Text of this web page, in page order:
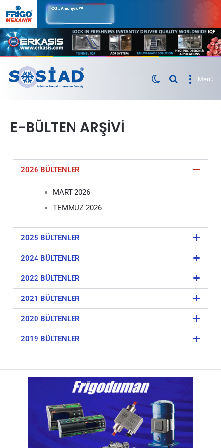
Menü
E-BÜLTEN ARŞİVİ
2026 BÜLTENLER
MART 2026
TEMMUZ 2026
2025 BÜLTENLER
2024 BÜLTENLER
2022 BÜLTENLER
2021 BÜLTENLER
2020 BÜLTENLER
2019 BÜLTENLER